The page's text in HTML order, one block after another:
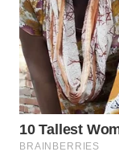
WN
PADANG
LAWAS
WN
SUMEDANG
WN